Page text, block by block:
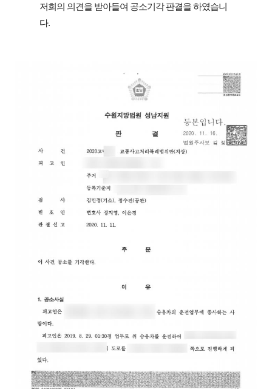
저희의 의견을 받아들여 공소기각 판결을 하였습니
다.